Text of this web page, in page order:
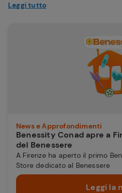
Leggi tutto
News e Approfondimenti
Benessity Conad apre a
del Benessere
A Firenze ha aperto il primo
Store dedicato al Benessere
Leggi la